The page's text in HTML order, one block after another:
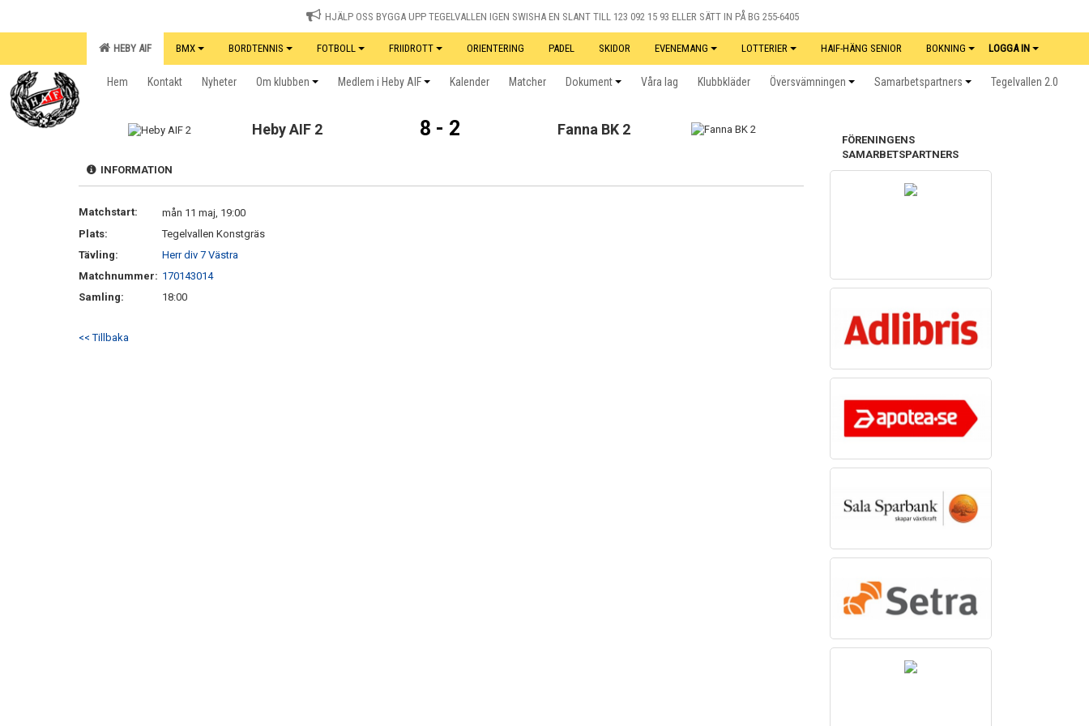
HJÄLP OSS BYGGA UPP TEGELVALLEN IGEN SWISHA EN SLANT TILL 123 092 15 93 ELLER SÄTT IN PÅ BG 255-6405
HEBY AIF BMX BORDTENNIS FOTBOLL FRIIDROTT ORIENTERING PADEL SKIDOR EVENEMANG LOTTERIER HAIF-HÄNG SENIOR BOKNING LOGGA IN
Hem Kontakt Nyheter Om klubben Medlem i Heby AIF Kalender Matcher Dokument Våra lag Klubbkläder Översvämningen Samarbetspartners Tegelvallen 2.0
Heby AIF 2 8 - 2 Fanna BK 2
INFORMATION
Matchstart:
mån 11 maj, 19:00
Plats:
Tegelvallen Konstgräs
Tävling:
Herr div 7 Västra
Matchnummer: 170143014
Samling:
18:00
<< Tillbaka
FÖRENINGENS
SAMARBETSPARTNERS